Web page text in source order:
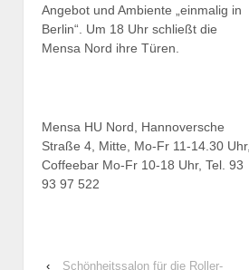
Angebot und Ambiente „einmalig in
Berlin“. Um 18 Uhr schließt die
Mensa Nord ihre Türen.
Mensa HU Nord, Hannoversche
Straße 4, Mitte, Mo-Fr 11-14.30 Uhr,
Coffeebar Mo-Fr 10-18 Uhr, Tel. 93
93 97 522
‹ Schönheitssalon für die Roller-